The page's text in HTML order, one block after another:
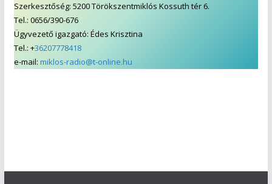
Szerkesztőség: 5200 Törökszentmiklós Kossuth tér 6.
Tel.: 0656/390-676
Ügyvezető igazgató: Édes Krisztina
Tel.: +36207778418
e-mail: miklos-radio@t-online.hu